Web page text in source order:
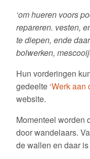
Stadswandelingen
Werk aan de vesting
Bastions ontsloten
Projectplan
Monumenten
Overzichtskaart van
‘om hueren voors
repareren. vesten,
te diepen, ende
bolwerken,
Hun vorderingen
gedeelte ‘Werk aan
website.
Momenteel worden
door wandelaars.
de wallen en daar